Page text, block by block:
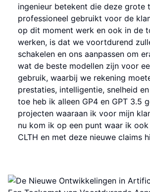
ingenieur betekent die deze grote
professioneel gebruikt voor de
op dit moment werk en ook in de
werken, is dat we voortdurend
schakelen en ons aanpassen om
wat de beste modellen zijn voor
gebruik, waarbij we rekening
prestaties, intelligentie, snelheid
toe heb ik alleen GP4 en GPT 3.5
projecten waaraan ik voor mijn
nu kom ik op een punt waar ik
CLTH en met deze nieuwe claims